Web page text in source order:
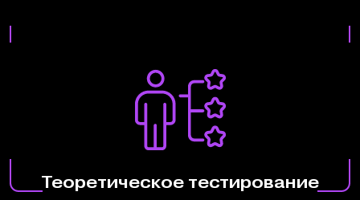
Теоретическое тестирование